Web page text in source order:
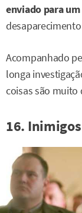
enviado para
Acompanhado
longa
coisas são muito
16.